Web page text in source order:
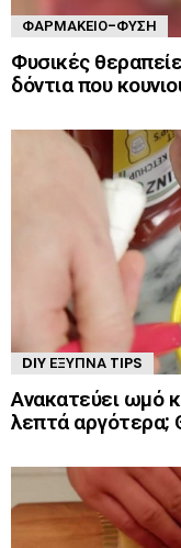
ΦΑΡΜΑΚΕΊΟ-ΦΎΣΗ
Φυσικές
δόντια που
DIY ΈΞΥΠΝΑ TIPS
Ανακατεύει ωμό
λεπτά αργότερα;